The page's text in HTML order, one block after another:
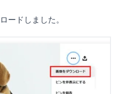
ードしました。